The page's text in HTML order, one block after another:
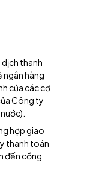
thanh
hàng
của các cơ
Công ty
hợp giao
thanh toán
đến cổng